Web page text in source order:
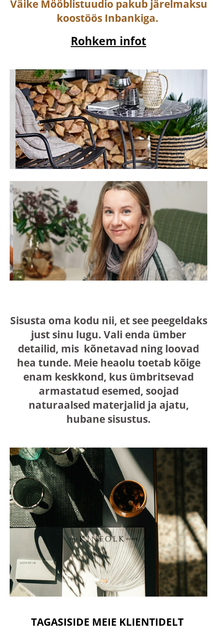
Väike Mööblistuudio pakub järelmaksu
koostöös Inbankiga.
Rohkem infot
Sisusta oma kodu nii, et see peegeldaks
just sinu lugu. Vali enda ümber
detailid, mis kõnetavad ning loovad
hea tunde. Meie heaolu toetab kõige
enam keskkond, kus ümbritsevad
armastatud esemed, soojad
naturaalsed materjalid ja ajatu,
hubane sisustus.
TAGASISIDE MEIE KLIENTIDELT